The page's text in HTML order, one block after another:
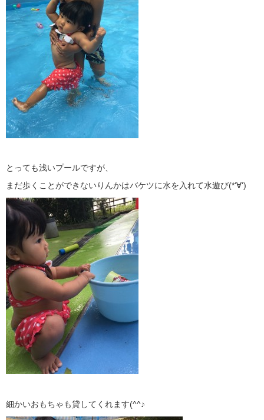
とっても浅いプールですが、
まだ歩くことができないりんかはバケツに水を入れて水遊び(*‘∀‘)
細かいおもちゃも貸してくれます(^^♪